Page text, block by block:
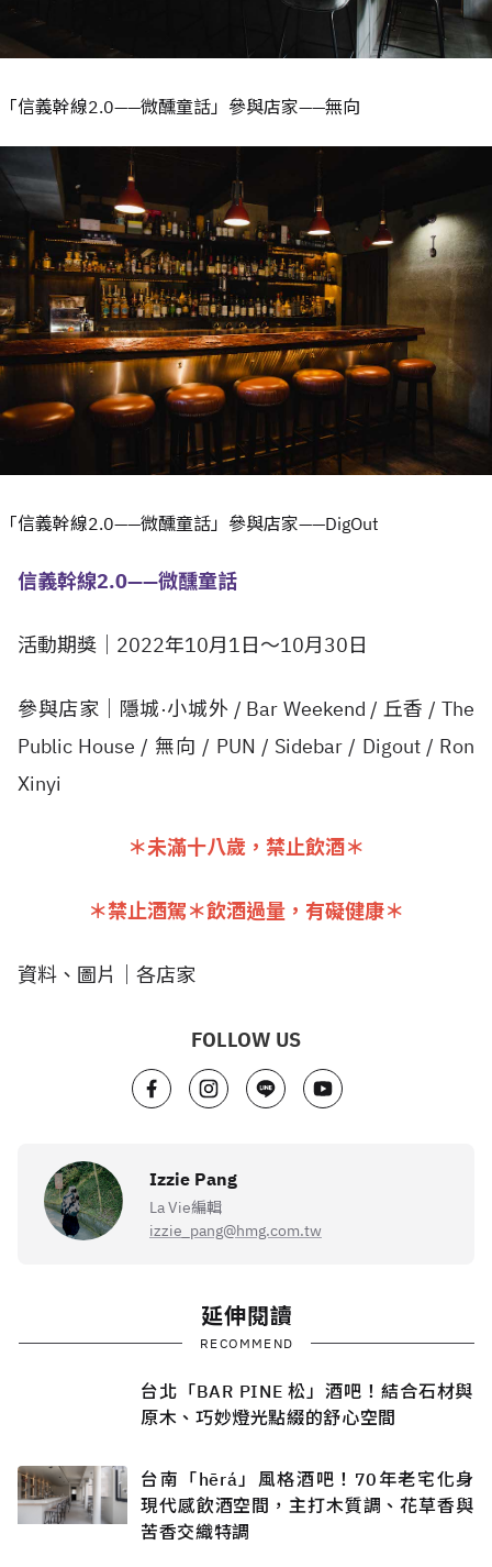
「信義幹線2.0——微醺童話」參與店家——無向
「信義幹線2.0——微醺童話」參與店家——DigOut
信義幹線2.0——微醺童話
活動期獎｜2022年10月1日～10月30日
參與店家｜隱城·小城外 / Bar Weekend / 丘香 / The
Public House / 無向 / PUN / Sidebar / Digout / Ron
Xinyi
＊未滿十八歲，禁止飲酒＊
＊禁止酒駕＊飲酒過量，有礙健康＊
資料、圖片｜各店家
FOLLOW US
Izzie Pang
La Vie編輯
izzie_pang@hmg.com.tw
延伸閱讀
RECOMMEND
台北「BAR PINE 松」酒吧！結合石材與
原木、巧妙燈光點綴的舒心空間
台南「hērá」風格酒吧！70年老宅化身
現代感飲酒空間，主打木質調、花草香與
苦香交織特調